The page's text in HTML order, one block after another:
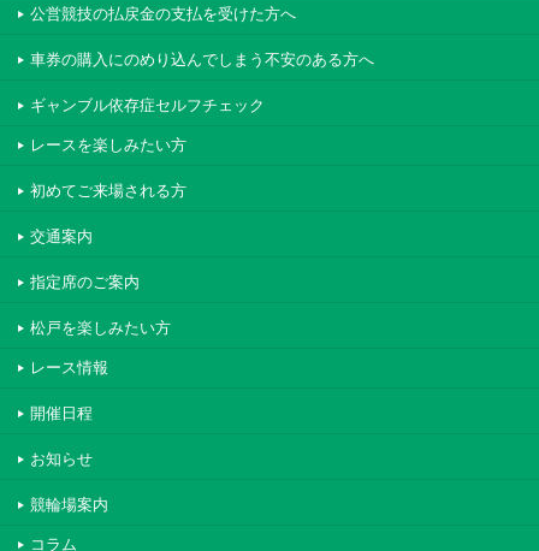
公営競技の払戻金の支払を受けた方へ
車券の購入にのめり込んでしまう不安のある方へ
ギャンブル依存症セルフチェック
レースを楽しみたい方
初めてご来場される方
交通案内
指定席のご案内
松戸を楽しみたい方
レース情報
開催日程
お知らせ
競輪場案内
コラム